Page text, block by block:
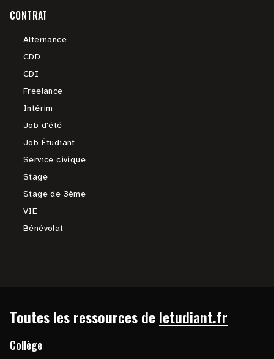
CONTRAT
Alternance
CDD
CDI
Freelance
Intérim
Job d'été
Job Étudiant
Service civique
Stage
Stage de 3ème
VIE
Bénévolat
Toutes les ressources de letudiant.fr
Collège